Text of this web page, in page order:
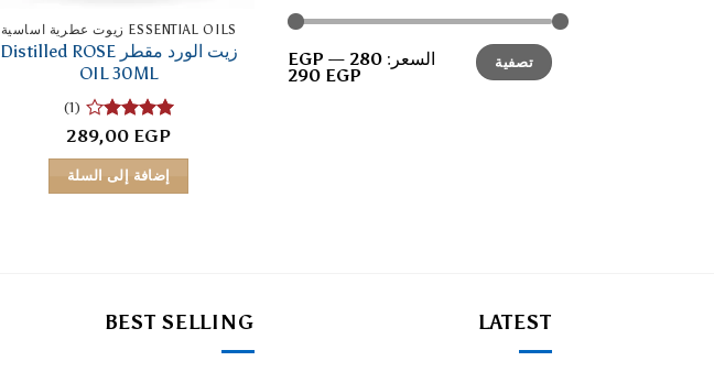
أدنى
سعر
أعلى
سعرتصفية السعر: 280 EGP
—
290 EGP
ESSENTIAL OILS زيوت عطرية اساسية
زيت الورد مقطر Distilled ROSE
OIL 30ML
تم
من 5
(1)
289,00 EGP
إضافة إلى السلة
LATEST
BEST SELLING